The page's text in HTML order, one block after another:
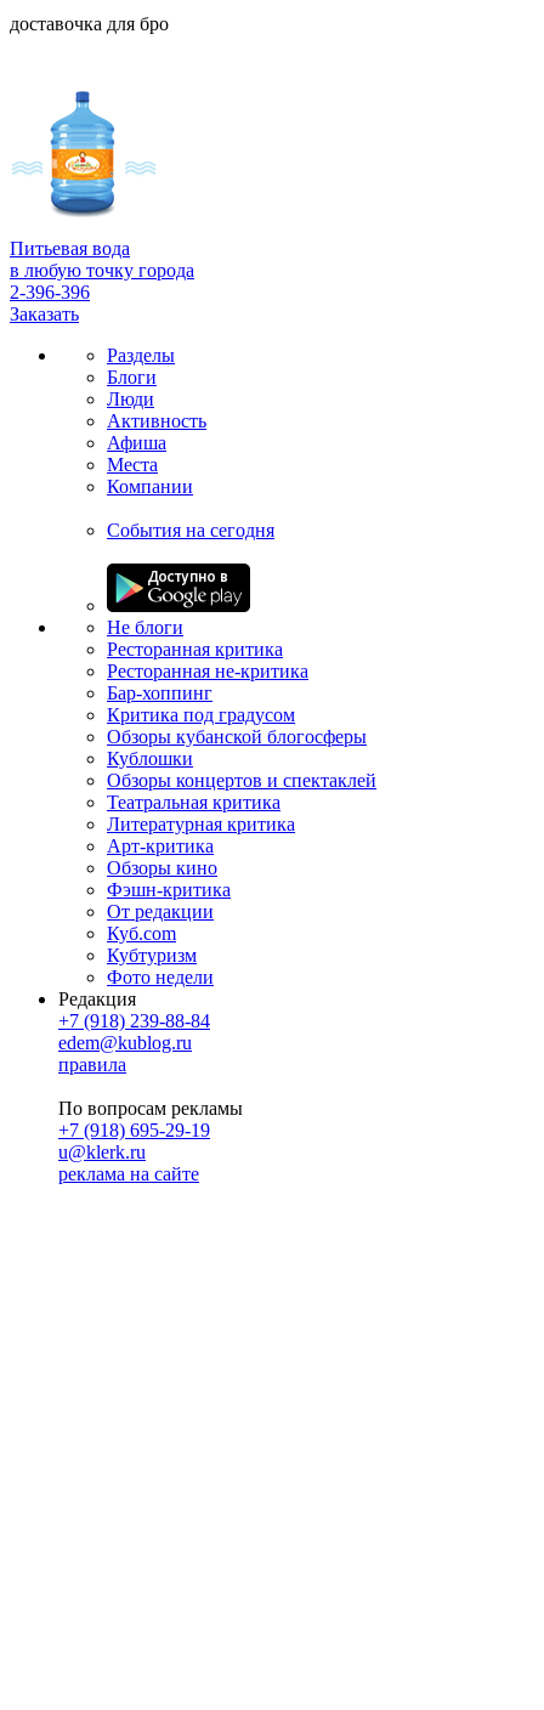
доставочка для бро
Питьевая вода
в любую точку города
2-396-396
Заказать
Разделы
Блоги
Люди
Активность
Афиша
Места
Компании
События на сегодня
Не блоги
Ресторанная критика
Ресторанная не-критика
Бар-хоппинг
Критика под градусом
Обзоры кубанской блогосферы
Кублошки
Обзоры концертов и спектаклей
Театральная критика
Литературная критика
Арт-критика
Обзоры кино
Фэшн-критика
От редакции
Куб.com
Кубтуризм
Фото недели
Редакция
+7 (918) 239-88-84
edem@kublog.ru
правила
По вопросам рекламы
+7 (918) 695-29-19
u@klerk.ru
реклама на сайте